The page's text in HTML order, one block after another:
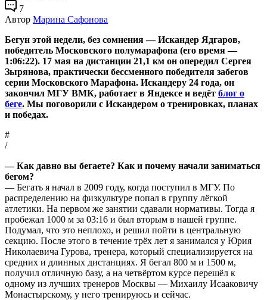
7
Автор Марина Сафонова
Бегун этой недели, без сомнения — Искандер Ядгаров,
победитель Московского полумарафона (его время —
1:06:22). 17 мая на дистанции 21,1 км он опередил Сергея
Зырянова, практически бессменного победителя забегов
серии Московского Марафона. Искандеру 24 года, он
закончил МГУ ВМК, работает в Яндексе и ведёт блог о
беге. Мы поговорили с Искандером о тренировках, планах
и победах.
#
/
— Как давно вы бегаете? Как и почему начали заниматься
бегом?
— Бегать я начал в 2009 году, когда поступил в МГУ. По
распределению на физкультуре попал в группу лёгкой
атлетики. На первом же занятии сдавали нормативы. Тогда я
пробежал 1000 м за 03:16 и был вторым в нашей группе.
Подумал, что это неплохо, и решил пойти в центральную
секцию. После этого в течение трёх лет я занимался у Юрия
Николаевича Гурова, тренера, который специализируется на
средних и длинных дистанциях. Я бегал 800 м и 1500 м,
получил отличную базу, а на четвёртом курсе перешёл к
одному из лучших тренеров Москвы — Михаилу Исааковичу
Монастырскому, у него тренируюсь и сейчас.